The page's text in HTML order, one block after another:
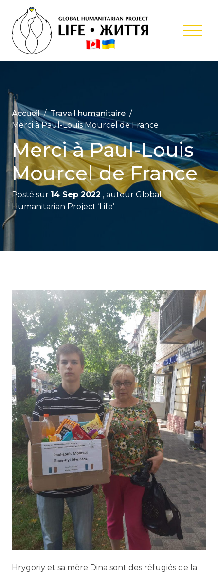
content
Projet
Accueil
Travail humanitaire
Merci à Paul-Louis Mourcel de France
Merci à Paul-Louis
Mourcel de France
Posté sur 14 Sep 2022 , auteur Global
Humanitarian Project ‘Life’
Hrygoriy et sa mère Dina sont des réfugiés de la